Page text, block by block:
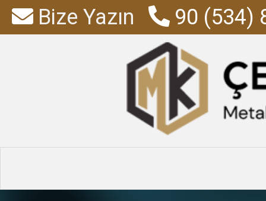
Bize Yazın 90 (534)
Fiat Doblo